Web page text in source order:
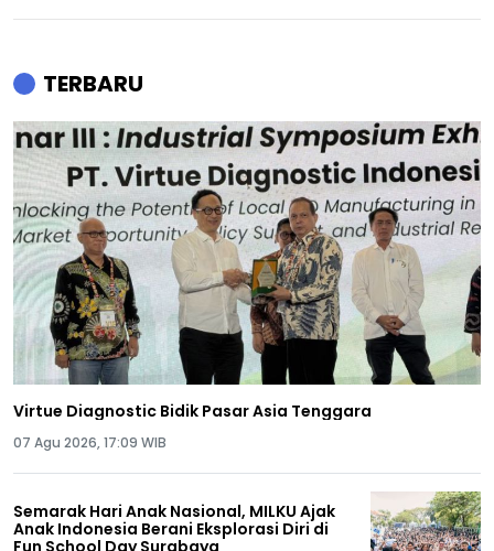
TERBARU
Virtue Diagnostic Bidik Pasar Asia Tenggara
07 Agu 2026, 17:09 WIB
Semarak Hari Anak Nasional, MILKU Ajak
Anak Indonesia Berani Eksplorasi Diri di
Fun School Day Surabaya